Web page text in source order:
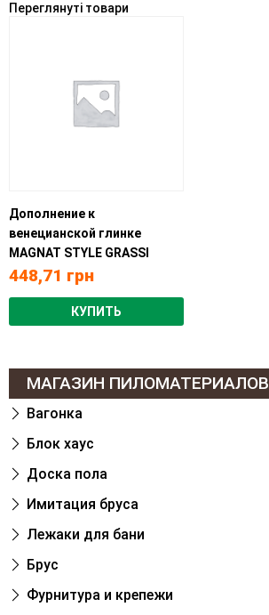
Переглянуті товари
Дополнение к
венецианской глинке
MAGNAT STYLE GRASSI
448,71 грн
КУПИТЬ
МАГАЗИН ПИЛОМАТЕРИАЛОВ
Вагонка
Блок хаус
Доска пола
Имитация бруса
Лежаки для бани
Брус
Фурнитура и крепежи